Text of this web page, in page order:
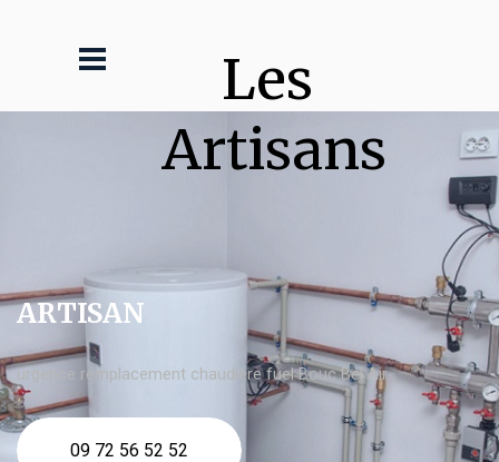
Les
Artisans
ARTISAN
urgence remplacement chaudière fuel Bouc Bel Air
09 72 56 52 52